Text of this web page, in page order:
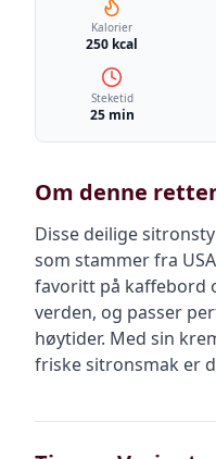
Kalorier
250 kcal
Steketid
25 min
Om denne
Disse deilige
som stammer fra
favoritt på kaffebord
verden, og passer
høytider. Med sin
friske sitronsmak er